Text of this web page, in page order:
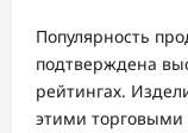
Популярность
подтверждена
рейтингах.
этими